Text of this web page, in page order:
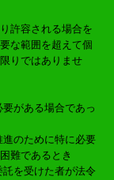
許容される場合を
な範囲を超えて個
りではありませ
がある場合であっ
進のために特に必要
難であるとき
託を受けた者が法令